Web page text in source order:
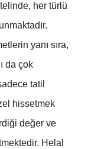
her türlü
yanı sıra,
da çok
tatil
hissetmek
değer ve
Helal